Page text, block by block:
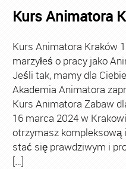
Kurs Animatora
Kurs Animatora Kraków
marzyłeś o pracy jako
Jeśli tak, mamy dla
Akademia Animatora
Kurs Animatora Zabaw
16 marca 2024 w
otrzymasz kompleksową
stać się prawdziwym i
[…]